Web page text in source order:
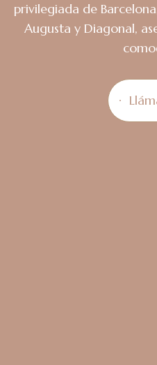
privilegiada de
Augusta y Diagonal,